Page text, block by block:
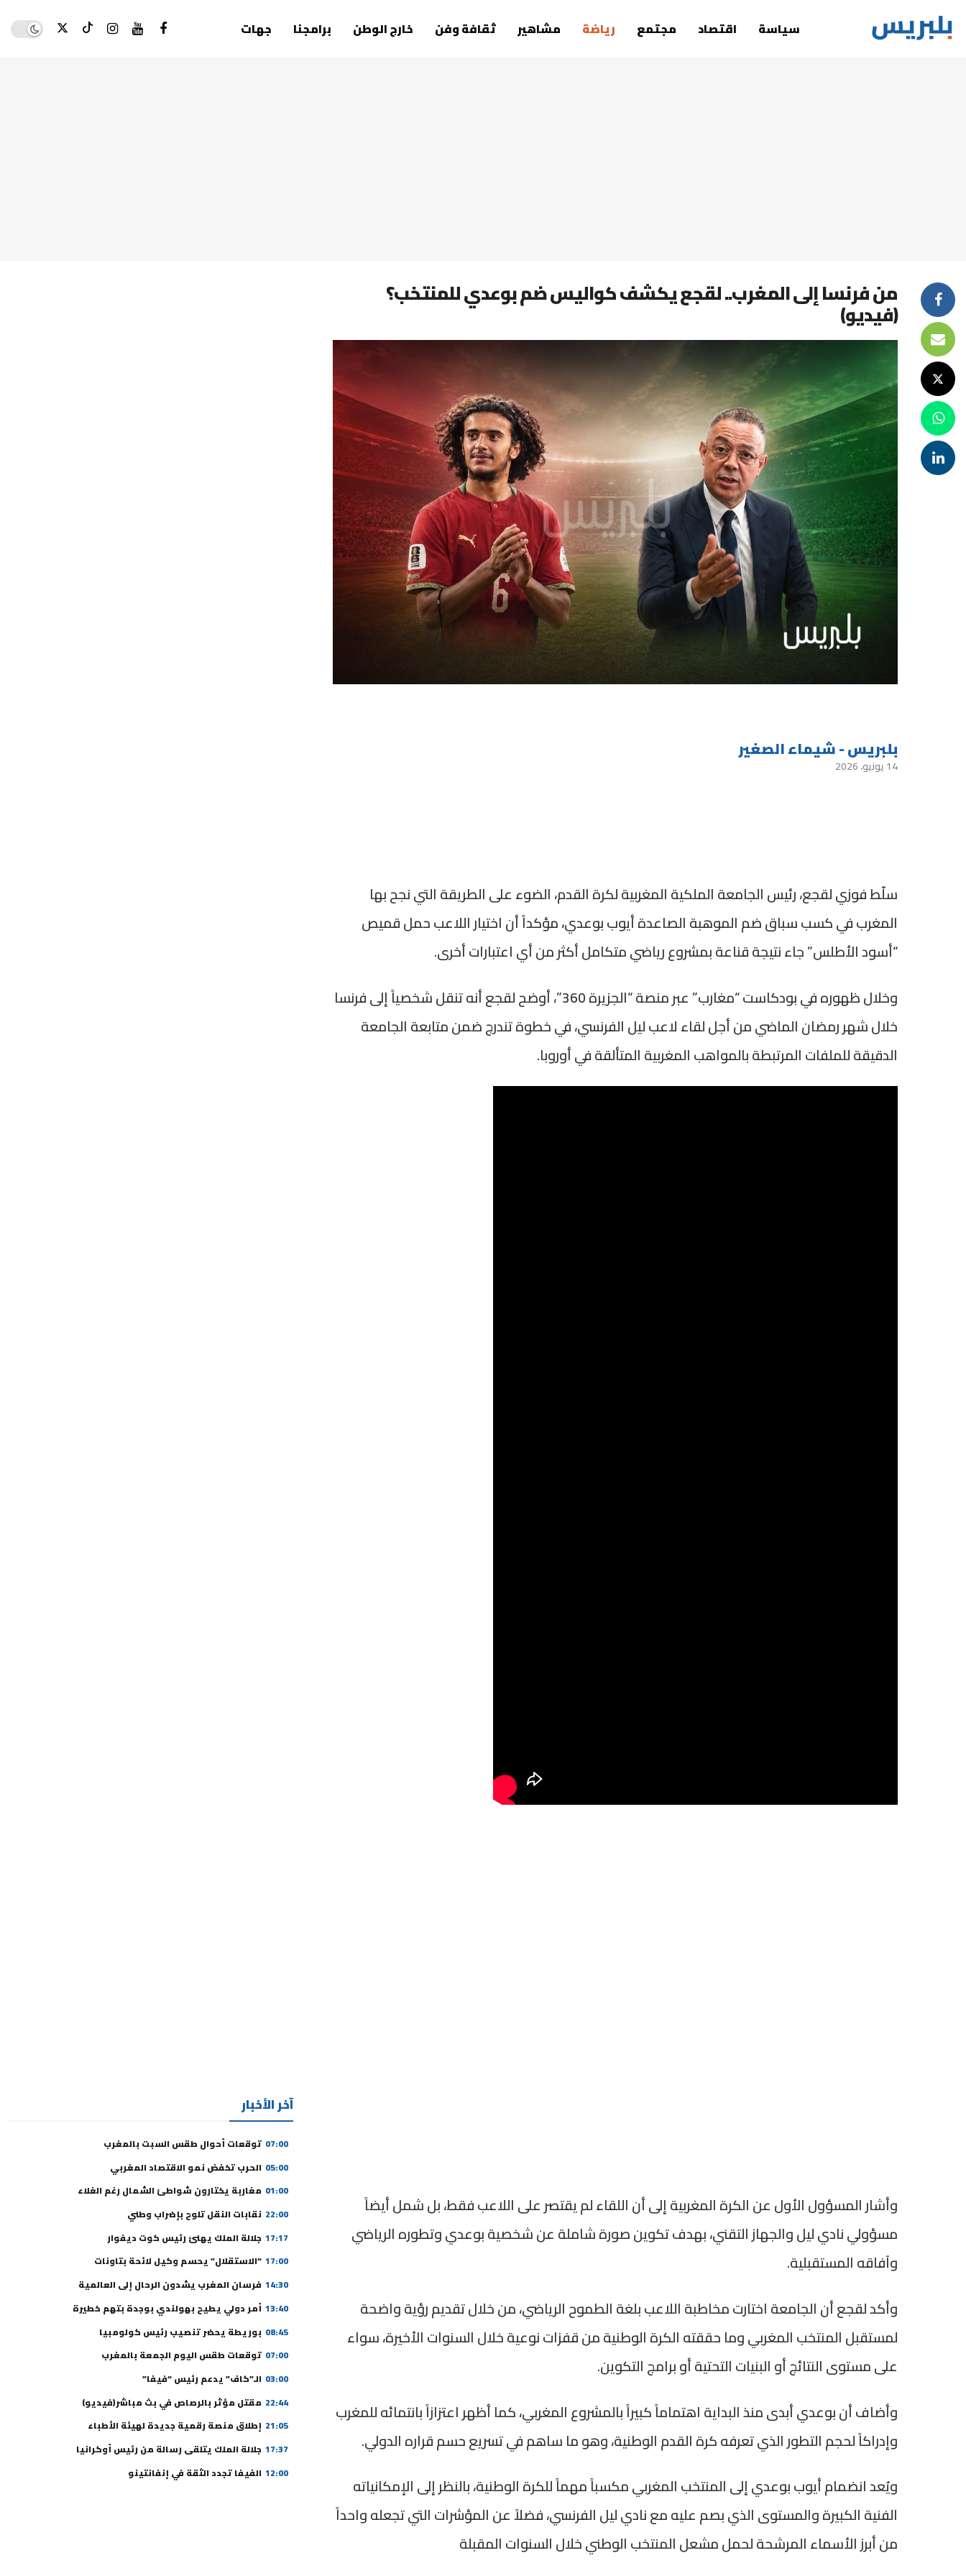
سياسة اقتصاد مجتمع رياضة مشاهير ثقافة وفن خارج الوطن برامجنا جهات mode
من فرنسا إلى المغرب.. لقجع يكشف كواليس ضم بوعدي للمنتخب؟
(فيديو)
بلبريس - شيماء الصغير
14 يونيو، 2026
سلّط فوزي لقجع، رئيس الجامعة الملكية المغربية لكرة القدم، الضوء على الطريقة التي نجح بها
المغرب في كسب سباق ضم الموهبة الصاعدة أيوب بوعدي، مؤكداً أن اختيار اللاعب حمل قميص
“أسود الأطلس” جاء نتيجة قناعة بمشروع رياضي متكامل أكثر من أي اعتبارات أخرى.
وخلال ظهوره في بودكاست “مغارب” عبر منصة “الجزيرة 360”، أوضح لقجع أنه تنقل شخصياً إلى فرنسا
خلال شهر رمضان الماضي من أجل لقاء لاعب ليل الفرنسي، في خطوة تندرج ضمن متابعة الجامعة
الدقيقة للملفات المرتبطة بالمواهب المغربية المتألقة في أوروبا.
وأشار المسؤول الأول عن الكرة المغربية إلى أن اللقاء لم يقتصر على اللاعب فقط، بل شمل أيضاً
مسؤولي نادي ليل والجهاز التقني، بهدف تكوين صورة شاملة عن شخصية بوعدي وتطوره الرياضي
وآفاقه المستقبلية.
وأكد لقجع أن الجامعة اختارت مخاطبة اللاعب بلغة الطموح الرياضي، من خلال تقديم رؤية واضحة
لمستقبل المنتخب المغربي وما حققته الكرة الوطنية من قفزات نوعية خلال السنوات الأخيرة، سواء
على مستوى النتائج أو البنيات التحتية أو برامج التكوين.
وأضاف أن بوعدي أبدى منذ البداية اهتماماً كبيراً بالمشروع المغربي، كما أظهر اعتزازاً بانتمائه للمغرب
وإدراكاً لحجم التطور الذي تعرفه كرة القدم الوطنية، وهو ما ساهم في تسريع حسم قراره الدولي.
ويُعد انضمام أيوب بوعدي إلى المنتخب المغربي مكسباً مهماً للكرة الوطنية، بالنظر إلى الإمكانياته
الفنية الكبيرة والمستوى الذي بصم عليه مع نادي ليل الفرنسي، فضلاً عن المؤشرات التي تجعله واحداً
من أبرز الأسماء المرشحة لحمل مشعل المنتخب الوطني خلال السنوات المقبلة
آخر الأخبار
07:00 توقعات أحوال طقس السبت بالمغرب
05:00 الحرب تخفض نمو الاقتصاد المغربي
01:00 مغاربة يختارون شواطئ الشمال رغم الغلاء
22:00 نقابات النقل تلوح بإضراب وطني
17:17 جلالة الملك يهنئ رئيس كوت ديفوار
17:00 “الاستقلال” يحسم وكيل لائحة بتاونات
14:30 فرسان المغرب يشدون الرحال إلى العالمية
13:40 أمر دولي يطيح بهولندي بوجدة بتهم خطيرة
08:45 بوريطة يحضر تنصيب رئيس كولومبيا
07:00 توقعات طقس اليوم الجمعة بالمغرب
03:00 الـ”كاف” يدعم رئيس “فيفا”
22:44 مقتل مؤثر بالرصاص في بث مباشر(فيديو)
21:05 إطلاق منصة رقمية جديدة لهيئة الأطباء
17:37 جلالة الملك يتلقى رسالة من رئيس أوكرانيا
12:00 الفيفا تجدد الثقة في إنفانتينو